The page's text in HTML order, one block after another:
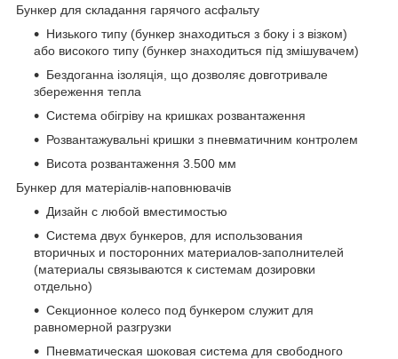
Бункер для складання гарячого асфальту
Низького типу (бункер знаходиться з боку і з візком)
або високого типу (бункер знаходиться під змішувачем)
Бездоганна ізоляція, що дозволяє довготривале
збереження тепла
Система обігріву на кришках розвантаження
Розвантажувальні кришки з пневматичним контролем
Висота розвантаження 3.500 мм
Бункер для матеріалів-наповнювачів
Дизайн с любой вместимостью
Система двух бункеров, для использования
вторичных и посторонних материалов-заполнителей
(материалы связываются к системам дозировки
отдельно)
Секционное колесо под бункером служит для
равномерной разгрузки
Пневматическая шоковая система для свободного